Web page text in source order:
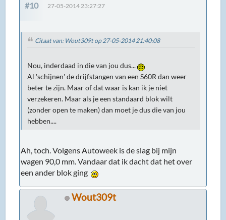
#10 27-05-2014 23:27:27
Citaat van: Wout309t op 27-05-2014 21:40:08
Nou, inderdaad in die van jou dus...
Al 'schijnen' de drijfstangen van een S60R dan weer
beter te zijn. Maar of dat waar is kan ik je niet
verzekeren. Maar als je een standaard blok wilt
(zonder open te maken) dan moet je dus die van jou
hebben....
Ah, toch. Volgens Autoweek is de slag bij mijn
wagen 90,0 mm. Vandaar dat ik dacht dat het over
een ander blok ging
Wout309t